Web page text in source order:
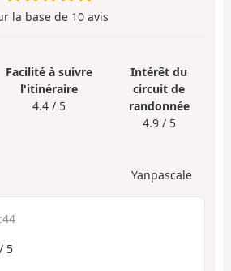
la base de 10 avis
Facilité à suivre
l'itinéraire
4.4 / 5
Intérêt du
circuit de
randonnée
4.9 / 5
Yanpascale
/ 5